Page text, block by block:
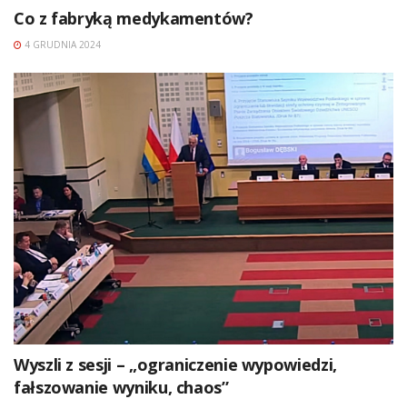
Co z fabryką medykamentów?
4 GRUDNIA 2024
Wyszli z sesji – „ograniczenie wypowiedzi,
fałszowanie wyniku, chaos”